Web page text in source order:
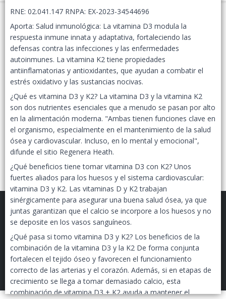
RNE: 02.041.147 RNPA: EX-2023-34544696
Aporta: Salud inmunológica: La vitamina D3 modula la
respuesta inmune innata y adaptativa, fortaleciendo las
defensas contra las infecciones y las enfermedades
autoinmunes. La vitamina K2 tiene propiedades
antiinflamatorias y antioxidantes, que ayudan a combatir el
estrés oxidativo y las sustancias nocivas.
¿Qué es vitamina D3 y K2? La vitamina D3 y la vitamina K2
son dos nutrientes esenciales que a menudo se pasan por alto
en la alimentación moderna. "Ambas tienen funciones clave en
el organismo, especialmente en el mantenimiento de la salud
ósea y cardiovascular. Incluso, en lo mental y emocional",
difunde el sitio Regenera Heath.
¿Qué beneficios tiene tomar vitamina D3 con K2? Unos
fuertes aliados para los huesos y el sistema cardiovascular:
vitamina D3 y K2. Las vitaminas D y K2 trabajan
sinérgicamente para asegurar una buena salud ósea, ya que
juntas garantizan que el calcio se incorpore a los huesos y no
se deposite en los vasos sanguíneos.
¿Qué pasa si tomo vitamina D3 y K2? Los beneficios de la
combinación de la vitamina D3 y la K2 De forma conjunta
fortalecen el tejido óseo y favorecen el funcionamiento
correcto de las arterias y el corazón. Además, si en etapas de
crecimiento se llega a tomar demasiado calcio, esta
combinación de vitamina D3 + K2 ayuda a mantener el
FILTROS
Lista vacía
EPIGENETIC LAB MAYORISTAS ©
2026
Defensa de las y los consumidores. Para reclamosingresá acá.
Botón de arrepentimiento